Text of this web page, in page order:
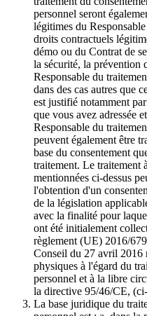
personnel seront
légitimes du
droits contractuels
démo ou du Contrat de
la sécurité, la prévention
Responsable du
dans des cas autres que
est justifié notamment
que vous avez adressée
Responsable du
peuvent également être
base du consentement
traitement. Le traitement
mentionnées ci-dessus
l'obtention d'un
de la législation
avec la finalité pour
ont été initialement
règlement (UE) 2016/
Conseil du 27 avril 2016
physiques à l'égard du
personnel et à la libre
la directive 95/46/CE,
La base juridique du